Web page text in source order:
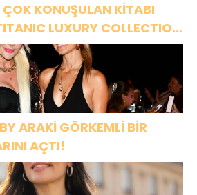
ÇOK KONUŞULAN KİTABI
LUXURY COLLECTION
ARAKİ GÖRKEMLİ BİR
AÇTI!